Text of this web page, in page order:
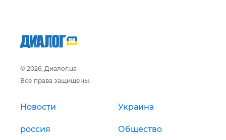
© 2026, Диалог.ua
Все права защищены.
Новости Украина
россия Общество